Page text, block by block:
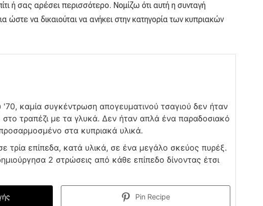
ή σας αρέσει περισσότερο. Νομίζω ότι αυτή η συνταγή
ώστε να δικαιούται να ανήκει στην κατηγορία των κυπριακών
'70, καμία συγκέντρωση απογευματινού τσαγιού δεν ήταν
τραπέζι με τα γλυκά. Δεν ήταν απλά ένα παραδοσιακό
στα κυπριακά υλικά.
τρία επίπεδα, κατά υλικά, σε ένα μεγάλο σκεύος πυρέξ.
2 στρώσεις από κάθε επίπεδο δίνοντας έτσι
Pin Recipe